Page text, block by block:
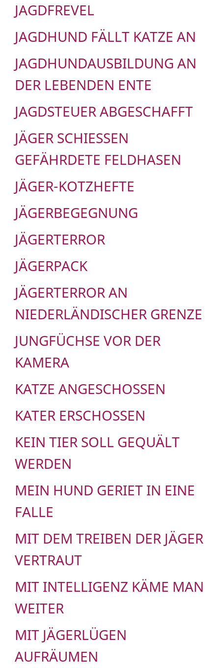
JAGDFREVEL
JAGDHUND FÄLLT KATZE AN
JAGDHUNDAUSBILDUNG AN
DER LEBENDEN ENTE
JAGDSTEUER ABGESCHAFFT
JÄGER SCHIESSEN G
EFÄHRDETE FELDHASEN
JÄGER-KOTZHEFTE
JÄGERBEGEGNUNG
JÄGERTERROR
JÄGERPACK
JÄGERTERROR AN
NIEDERLÄNDISCHER GRENZE
JUNGFÜCHSE VOR DER
KAMERA
KATZE ANGESCHOSSEN
KATER ERSCHOSSEN
KEIN TIER SOLL GEQUÄLT
WERDEN
MEIN HUND GERIET IN EINE
FALLE
MIT DEM TREIBEN DER JÄGER
VERTRAUT
MIT INTELLIGENZ KÄME MAN
WEITER
MIT JÄGERLÜGEN
AUFRÄUMEN